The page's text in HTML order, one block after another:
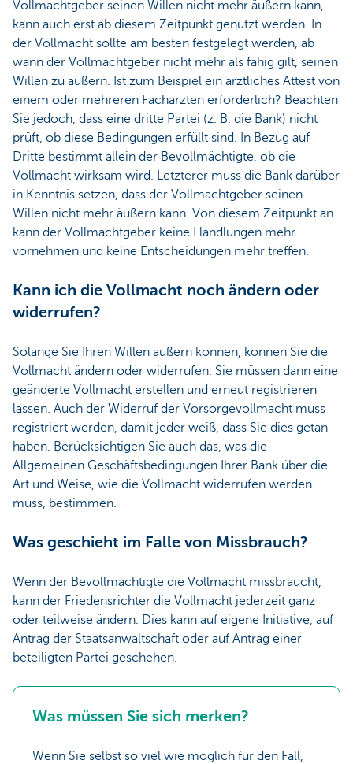
Vollmachtgeber seinen Willen nicht mehr äußern kann,
kann auch erst ab diesem Zeitpunkt genutzt werden. In
der Vollmacht sollte am besten festgelegt werden, ab
wann der Vollmachtgeber nicht mehr als fähig gilt, seinen
Willen zu äußern. Ist zum Beispiel ein ärztliches Attest von
einem oder mehreren Fachärzten erforderlich? Beachten
Sie jedoch, dass eine dritte Partei (z. B. die Bank) nicht
prüft, ob diese Bedingungen erfüllt sind. In Bezug auf
Dritte bestimmt allein der Bevollmächtigte, ob die
Vollmacht wirksam wird. Letzterer muss die Bank darüber
in Kenntnis setzen, dass der Vollmachtgeber seinen
Willen nicht mehr äußern kann. Von diesem Zeitpunkt an
kann der Vollmachtgeber keine Handlungen mehr
vornehmen und keine Entscheidungen mehr treffen.
Kann ich die Vollmacht noch ändern oder
widerrufen?
Solange Sie Ihren Willen äußern können, können Sie die
Vollmacht ändern oder widerrufen. Sie müssen dann eine
geänderte Vollmacht erstellen und erneut registrieren
lassen. Auch der Widerruf der Vorsorgevollmacht muss
registriert werden, damit jeder weiß, dass Sie dies getan
haben. Berücksichtigen Sie auch das, was die
Allgemeinen Geschäftsbedingungen Ihrer Bank über die
Art und Weise, wie die Vollmacht widerrufen werden
muss, bestimmen.
Was geschieht im Falle von Missbrauch?
Wenn der Bevollmächtigte die Vollmacht missbraucht,
kann der Friedensrichter die Vollmacht jederzeit ganz
oder teilweise ändern. Dies kann auf eigene Initiative, auf
Antrag der Staatsanwaltschaft oder auf Antrag einer
beteiligten Partei geschehen.
Was müssen Sie sich merken?
Wenn Sie selbst so viel wie möglich für den Fall,